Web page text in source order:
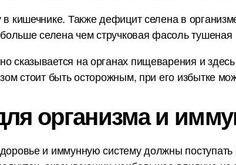
кишечнике. Также дефицит селена в
селена чем стручковая фасоль тушеная
на органах пищеварения и здесь
стоит быть осторожным, при его избытке
организма и
и иммунную систему должны